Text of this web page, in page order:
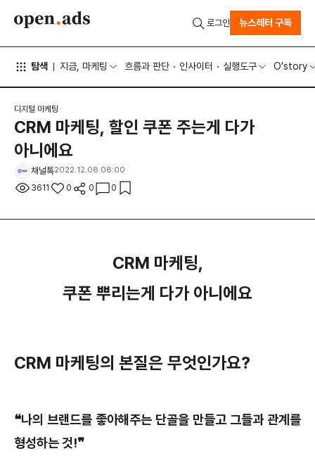
탐색 지금, 마케팅 흐름과 판단 인사이터 실행도구 O'story
로그인 뉴스레터 구독
디지털 마케팅
CRM 마케팅, 할인 쿠폰 주는게 다가
아니에요
채널톡2022.12.08 08:00
3611 0 0 0
CRM 마케팅,
쿠폰 뿌리는게 다가 아니에요
CRM 마케팅의 본질은 무엇인가요?
❝나의 브랜드를 좋아해주는 단골을 만들고 그들과 관계를
형성하는 것!❞